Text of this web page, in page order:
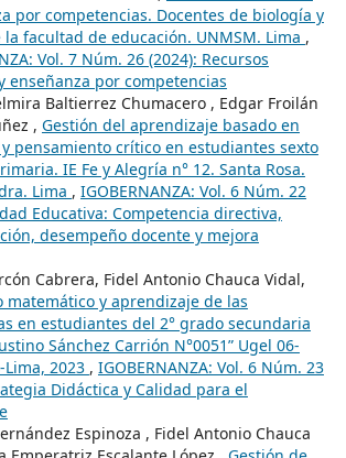
por competencias. Docentes de biología y
facultad de educación. UNMSM. Lima ,
Vol. 7 Núm. 26 (2024): Recursos
enseñanza por competencias
Baltierrez Chumacero , Edgar Froilán
, Gestión del aprendizaje basado en
pensamiento crítico en estudiantes sexto
IE Fe y Alegría n° 12. Santa Rosa.
Lima , IGOBERNANZA: Vol. 6 Núm. 22
Educativa: Competencia directiva,
desempeño docente y mejora
Cabrera, Fidel Antonio Chauca Vidal,
matemático y aprendizaje de las
en estudiantes del 2° grado secundaria
Sánchez Carrión N°0051” Ugel 06-
2023 , IGOBERNANZA: Vol. 6 Núm. 23
Didáctica y Calidad para el
Espinoza , Fidel Antonio Chauca